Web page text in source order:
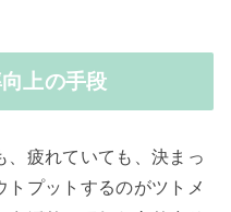
上の手段
、疲れていても、決まっ
トプットするのがツトメ